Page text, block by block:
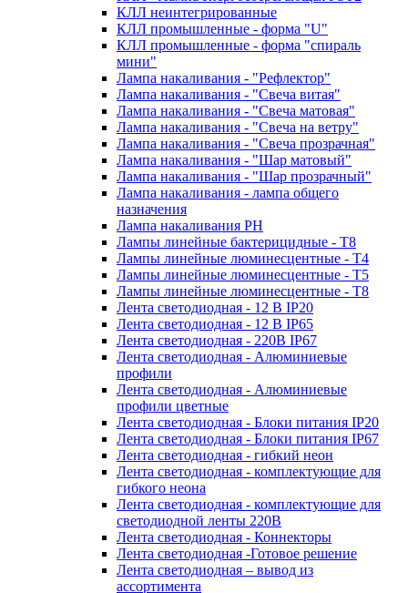
КЛЛ неинтегрированные
КЛЛ промышленные - форма "U"
КЛЛ промышленные - форма "спираль
мини"
Лампа накаливания - "Рефлектор"
Лампа накаливания - "Свеча витая"
Лампа накаливания - "Свеча матовая"
Лампа накаливания - "Свеча на ветру"
Лампа накаливания - "Свеча прозрачная"
Лампа накаливания - "Шар матовый"
Лампа накаливания - "Шар прозрачный"
Лампа накаливания - лампа общего
назначения
Лампа накаливания РН
Лампы линейные бактерицидные - Т8
Лампы линейные люминесцентные - Т4
Лампы линейные люминесцентные - Т5
Лампы линейные люминесцентные - Т8
Лента светодиодная - 12 В IP20
Лента светодиодная - 12 В IP65
Лента светодиодная - 220В IP67
Лента светодиодная - Алюминиевые
профили
Лента светодиодная - Алюминиевые
профили цветные
Лента светодиодная - Блоки питания IP20
Лента светодиодная - Блоки питания IP67
Лента светодиодная - гибкий неон
Лента светодиодная - комплектующие для
гибкого неона
Лента светодиодная - комплектующие для
светодиодной ленты 220В
Лента светодиодная - Коннекторы
Лента светодиодная -Готовое решение
Лента светодиодная – вывод из
ассортимента